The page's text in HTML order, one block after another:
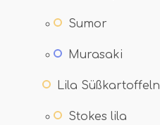
Sumor
Murasaki
Lila Süßkartoffeln
Stokes lila